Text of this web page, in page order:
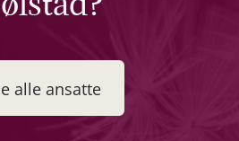
alle ansatte